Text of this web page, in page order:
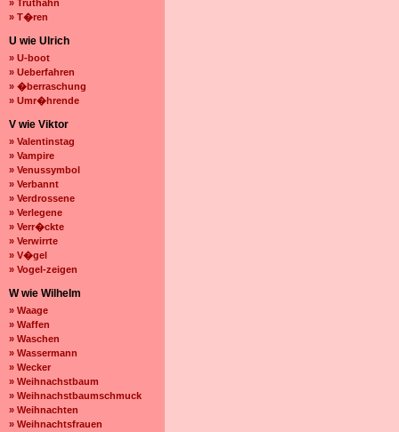
» Truthahn
» T�ren
U wie Ulrich
» U-boot
» Ueberfahren
» �berraschung
» Umr�hrende
V wie Viktor
» Valentinstag
» Vampire
» Venussymbol
» Verbannt
» Verdrossene
» Verlegene
» Verr�ckte
» Verwirrte
» V�gel
» Vogel-zeigen
W wie Wilhelm
» Waage
» Waffen
» Waschen
» Wassermann
» Wecker
» Weihnachstbaum
» Weihnachstbaumschmuck
» Weihnachten
» Weihnachtsfrauen